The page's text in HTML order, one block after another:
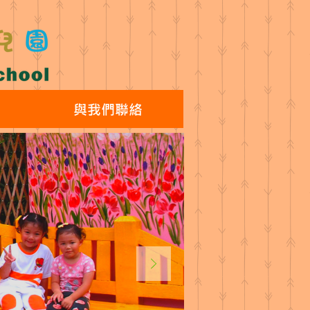
與我們聯絡